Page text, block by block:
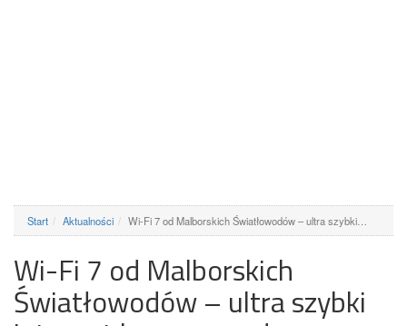
Start Aktualności Wi-Fi 7 od Malborskich Światłowodów – ultra szybki…
Wi-Fi 7 od Malborskich
Światłowodów – ultra szybki